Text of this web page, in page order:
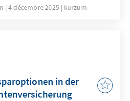
wenigen Jahren im
Forschung als
Goldstandard – rücken
Überfall Russlands auf
mehr in den Fokus.
4 décembre 2025 kurzum
in der